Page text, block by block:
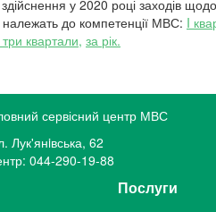
у 2020 році заходів
належать до компетенції МВС: I
квартали, за рік.
сервісний центр МВС
Лук'янiвська, 62
044-290-19-88
Послуги